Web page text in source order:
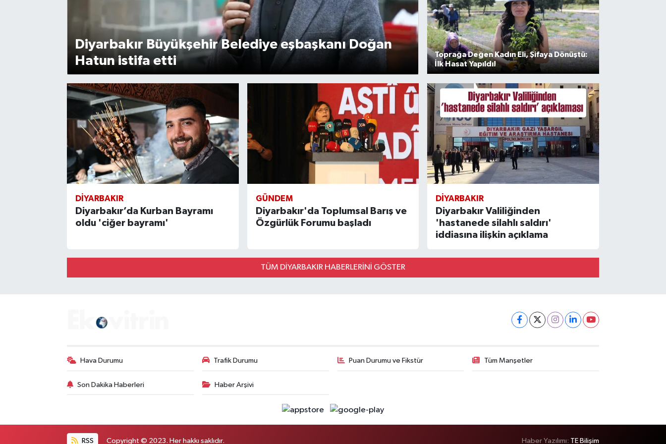
Diyarbakır Büyükşehir Belediye eşbaşkanı Doğan
Hatun istifa etti
Toprağa Değen Kadın Eli, Şifaya Dönüştü:
İlk Hasat Yapıldı!
DİYARBAKIR
Diyarbakır’da Kurban Bayramı
oldu 'ciğer bayramı'
GÜNDEM
Diyarbakır'da Toplumsal Barış ve
Özgürlük Forumu başladı
DİYARBAKIR
Diyarbakır Valiliğinden
'hastanede silahlı saldırı'
iddiasına ilişkin açıklama
TÜM DİYARBAKIR HABERLERINI GÖSTER
Hava Durumu Trafik Durumu Puan Durumu ve Fikstür Tüm Manşetler
Son Dakika Haberleri Haber Arşivi
RSS Copyright © 2023. Her hakkı saklıdır. Haber Yazılımı: TE Bilişim